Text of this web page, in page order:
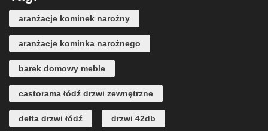
aranżacje kominek narożny
aranżacje kominka narożnego
barek domowy meble
castorama łódź drzwi zewnętrzne
delta drzwi łódź drzwi 42db